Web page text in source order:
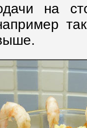
на